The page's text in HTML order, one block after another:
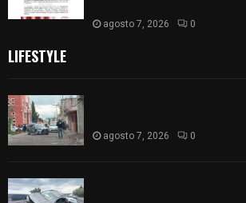
agosto 7, 2026 0
LIFESTYLE
agosto 7, 2026 0